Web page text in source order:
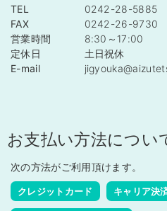
TEL
0242-28-5885
FAX
0242-26-9730
営業時間
8:30～17:00
定休日
土日祝休
E-mail
お支払い方法につい
次の方法がご利用頂けます。
クレジットカード キャリア決